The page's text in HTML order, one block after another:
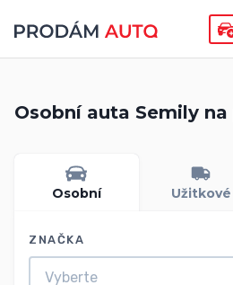
Osobní auta Semily
Osobní Užitkové
ZNAČKA